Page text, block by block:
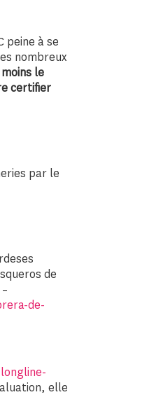
peine à se
nombreux
le
certifier
par le
de
de-
elle